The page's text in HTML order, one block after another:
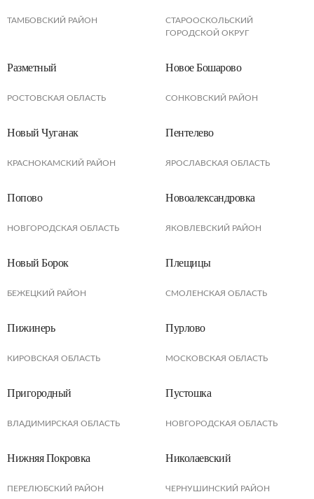
ТАМБОВСКИЙ РАЙОН
СТАРООСКОЛЬСКИЙ
ГОРОДСКОЙ ОКРУГ
Разметный
РОСТОВСКАЯ ОБЛАСТЬ
Новое Бошарово
СОНКОВСКИЙ РАЙОН
Новый Чуганак
КРАСНОКАМСКИЙ РАЙОН
Пентелево
ЯРОСЛАВСКАЯ ОБЛАСТЬ
Попово
НОВГОРОДСКАЯ ОБЛАСТЬ
Новоалександровка
ЯКОВЛЕВСКИЙ РАЙОН
Новый Борок
БЕЖЕЦКИЙ РАЙОН
Плещицы
СМОЛЕНСКАЯ ОБЛАСТЬ
Пижинерь
КИРОВСКАЯ ОБЛАСТЬ
Пурлово
МОСКОВСКАЯ ОБЛАСТЬ
Пригородный
ВЛАДИМИРСКАЯ ОБЛАСТЬ
Пустошка
НОВГОРОДСКАЯ ОБЛАСТЬ
Нижняя Покровка
ПЕРЕЛЮБСКИЙ РАЙОН
Николаевский
ЧЕРНУШИНСКИЙ РАЙОН